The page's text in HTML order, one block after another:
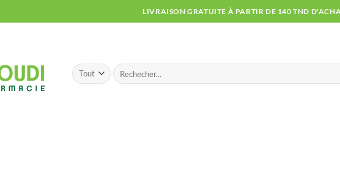
LIVRAISON GRATUITE À PARTIR DE 140 TND
Recherche
pour :